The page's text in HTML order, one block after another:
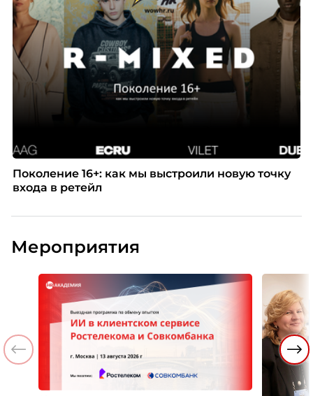
Поколение 16+: как мы выстроили новую точку
входа в ретейл
Мероприятия